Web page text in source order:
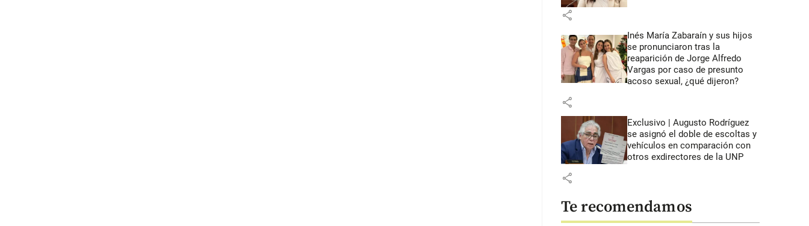
share
Inés María Zabaraín y sus hijos
se pronunciaron tras la
reaparición de Jorge Alfredo
Vargas por caso de presunto
acoso sexual, ¿qué dijeron?
share
Exclusivo | Augusto Rodríguez
se asignó el doble de escoltas y
vehículos en comparación con
otros exdirectores de la UNP
share
Te recomendamos